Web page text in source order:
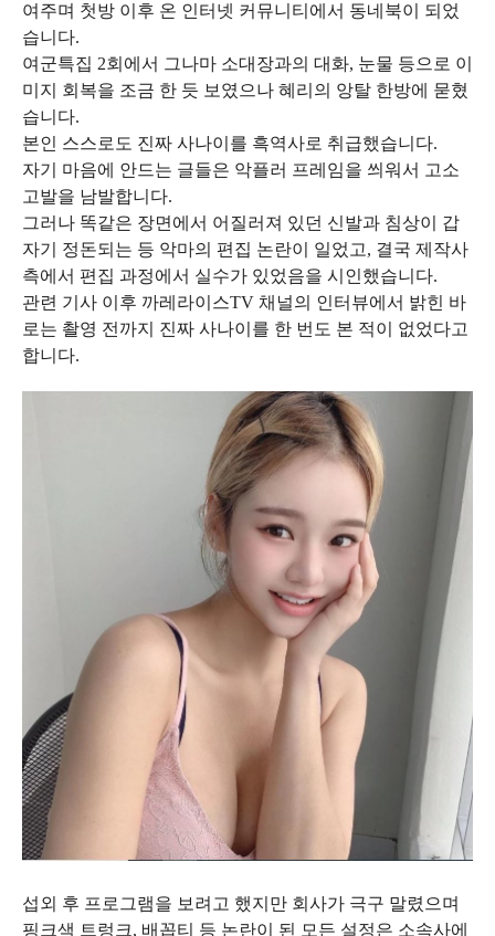
여주며 첫방 이후 온 인터넷 커뮤니티에서 동네북이 되었
습니다.
여군특집 2회에서 그나마 소대장과의 대화, 눈물 등으로 이
미지 회복을 조금 한 듯 보였으나 혜리의 앙탈 한방에 묻혔
습니다.
본인 스스로도 진짜 사나이를 흑역사로 취급했습니다.
자기 마음에 안드는 글들은 악플러 프레임을 씌워서 고소
고발을 남발합니다.
그러나 똑같은 장면에서 어질러져 있던 신발과 침상이 갑
자기 정돈되는 등 악마의 편집 논란이 일었고, 결국 제작사
측에서 편집 과정에서 실수가 있었음을 시인했습니다.
관련 기사 이후 까레라이스TV 채널의 인터뷰에서 밝힌 바
로는 촬영 전까지 진짜 사나이를 한 번도 본 적이 없었다고
합니다.
섭외 후 프로그램을 보려고 했지만 회사가 극구 말렸으며
핑크색 트렁크, 배꼽티 등 논란이 된 모든 설정은 소속사에